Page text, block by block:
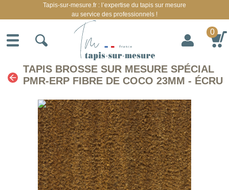
TAPIS BROSSE SUR MESURE SPÉCIAL
PMR-ERP FIBRE DE COCO 23MM - ÉCRU
Tapis-sur-mesure.fr : l’expertise du tapis sur mesure
au service des professionnels !
0